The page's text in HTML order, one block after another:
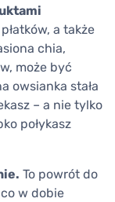
a także
chia,
może być
owsianka stała
– a nie tylko
połykasz
To powrót do
w dobie